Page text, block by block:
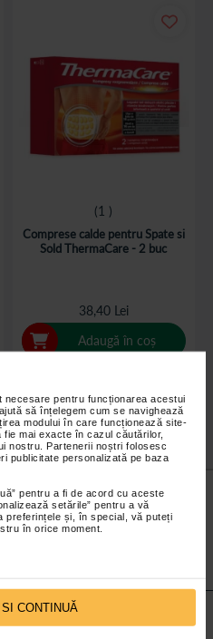
pentru funcționarea acestui
să înțelegem cum se navighează
modului în care funcționează site-
mai exacte în cazul căutărilor,
nostru. Partenerii noștri folosesc
publicitate personalizată pe baza
pentru a fi de acord cu aceste
setările” pentru a vă
preferințele și, în special, vă puteți
în orice moment.
CONTINUĂ
Comprese calde pentru Spate si
Sold ThermaCare - 2 buc
1
38,40 Lei
Adaugă în coș
micneobservat.
ul nostru!